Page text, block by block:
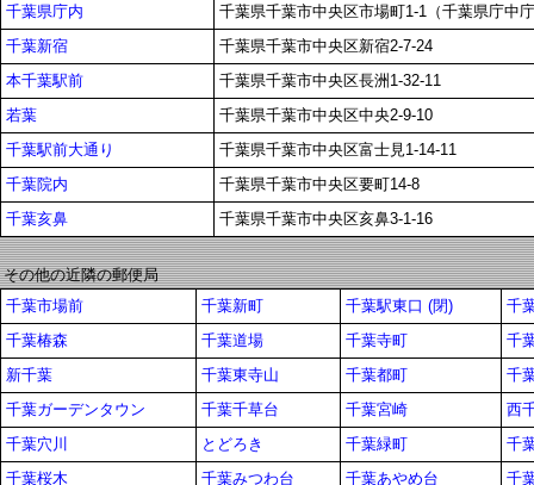
千葉県庁内
千葉県千葉市中央区市場町1-1（千葉県庁中
千葉新宿
千葉県千葉市中央区新宿2-7-24
本千葉駅前
千葉県千葉市中央区長洲1-32-11
若葉
千葉県千葉市中央区中央2-9-10
千葉駅前大通り
千葉県千葉市中央区富士見1-14-11
千葉院内
千葉県千葉市中央区要町14-8
千葉亥鼻
千葉県千葉市中央区亥鼻3-1-16
その他の近隣の郵便局
千葉市場前
千葉新町 千葉駅東口 (閉)
千
千葉椿森
千葉道場 千葉寺町
千
新千葉
千葉東寺山 千葉都町
千
千葉ガーデンタウン
千葉千草台 千葉宮崎
西
千葉穴川
とどろき 千葉緑町
千
千葉桜木
千葉みつわ台 千葉あやめ台
千